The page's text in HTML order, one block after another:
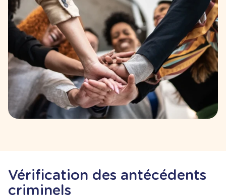
Vérification des antécédents
criminels